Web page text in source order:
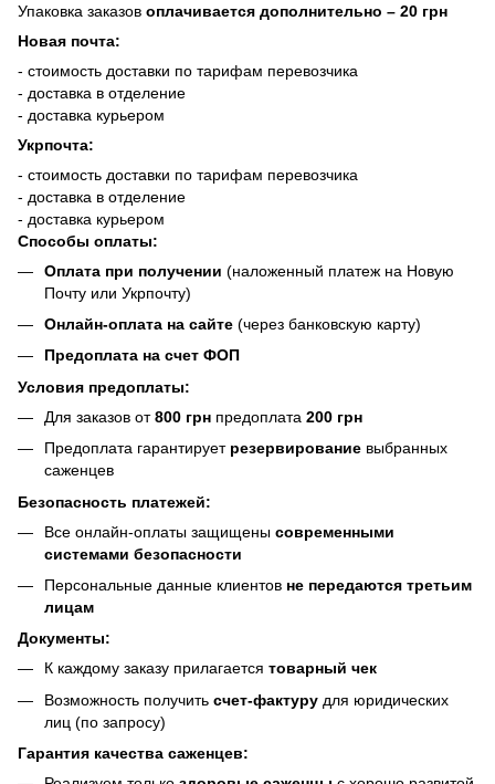
Упаковка заказов оплачивается дополнительно – 20 грн
Новая почта:
- стоимость доставки по тарифам перевозчика
- доставка в отделение
- доставка курьером
Укрпочта:
- стоимость доставки по тарифам перевозчика
- доставка в отделение
- доставка курьером
Способы оплаты:
Оплата при получении (наложенный платеж на Новую
Почту или Укрпочту)
Онлайн-оплата на сайте (через банковскую карту)
Предоплата на счет ФОП
Условия предоплаты:
Для заказов от800 грн предоплата 200 грн
Предоплата гарантирует резервирование выбранных
саженцев
Безопасность платежей:
Все онлайн-оплаты защищены современными
системами безопасности
Персональные данные клиентов не передаются третьим
лицам
Документы:
К каждому заказу прилагается товарный чек
Возможность получить счет-фактуру для юридических
лиц (по запросу)
Гарантия качества саженцев: